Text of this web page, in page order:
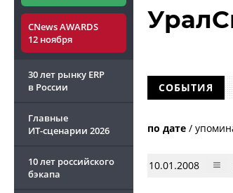
CNews AWARDS
12 ноября
30 лет рынку ERP
в России
Главные
ИТ-сценарии 2026
10 лет российского
бэкапа
СОБЫТИЯ
по дате /
10.01.2008